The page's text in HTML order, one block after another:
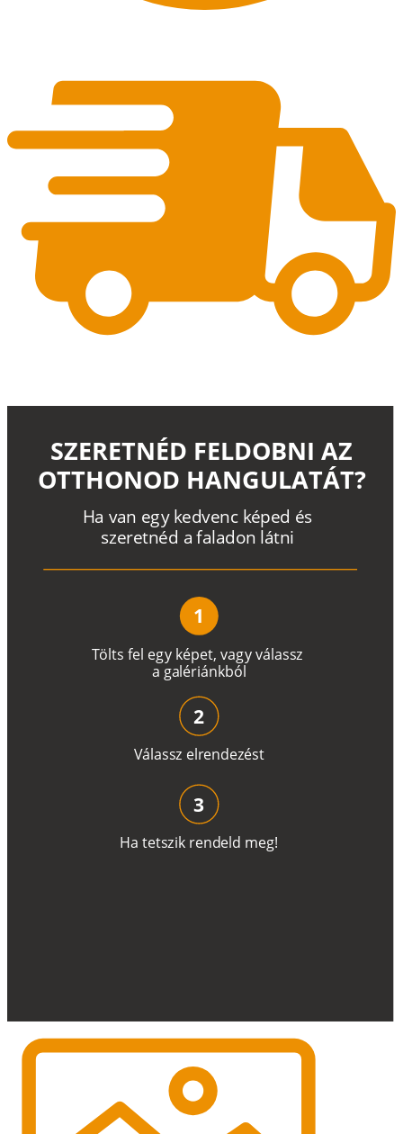
Tölts fel egy képet, vagyválassz
a galériánkból
Ha van egy kedvenc képed és
szeretnéd a faladon látni
SZERETNÉD FELDOBNI AZ
OTTHONOD HANGULATÁT?
1
Válassz elrendezést
2
Ha tetszik rendeld meg!
3